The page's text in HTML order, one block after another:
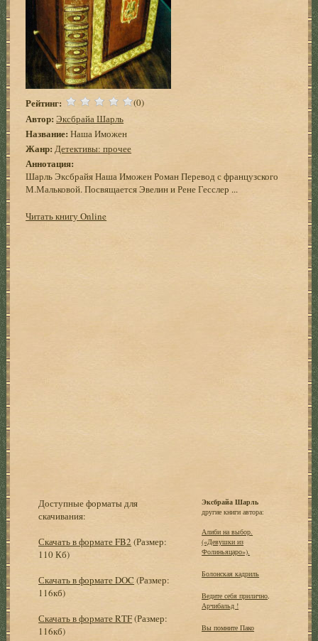
Рейтинг: (0)
Автор: Эксбрайа Шарль
Название: Наша Иможен
Жанр: Детективы: прочее
Аннотация:
Шарль Эксбрайя Наша Иможен Роман Перевод с французского
М.Мальковой. Посвящается Эвелин и Рене Гесслер ...
Читать книгу Online
Доступные форматы для
скачивания:
Скачать в формате FB2 (Размер:
110 Кб)
Скачать в формате DOC (Размер:
116кб)
Скачать в формате RTF(Размер:
116кб)
Эксбрайа Шарль
другие книги автора:
Алиби на выбор.
(«Девушки из
Фолиньяцаро»).
Болонская кадриль
Ведите себя прилично,
Арчибальд !
Вы помните Пако